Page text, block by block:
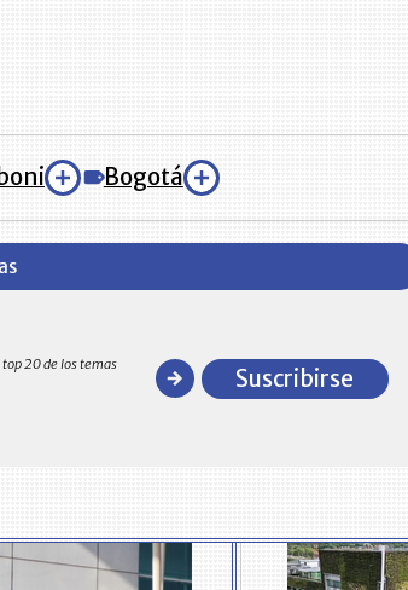
Bogotá
20 de los temas
Recopilación clasificada por sectores
comportamiento general y detallado de las
en ventas en ColombiaSuscribirse